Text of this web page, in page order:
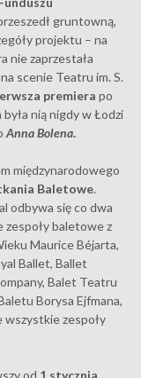
gruntowną,
projektu – na
nie zaprzestała
scenie Teatru im. S.
premiera po
była nią nigdy w Łodzi
Anna Bolena.
międzynarodowego
Baletowe.
odbywa się co dwa
zespoły baletowe z
Maurice Béjarta,
Ballet, Ballet
Balet Teatru
Borysa Ejfmana,
wszystkie zespoły
od 1 stycznia